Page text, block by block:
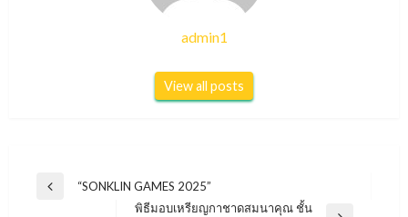
admin1
View all posts
แนะแนว
Previous “SONKLIN GAMES 2025”
พิธีมอบเหรียญกาชาดสมนาคุณ ชั้น